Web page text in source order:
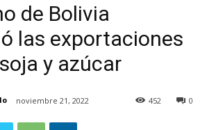
de Bolivia
las exportaciones
y azúcar
noviembre 21, 2022 0
452